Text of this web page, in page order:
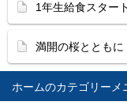
ホーム
1年生給食スタート
満開の桜とともに